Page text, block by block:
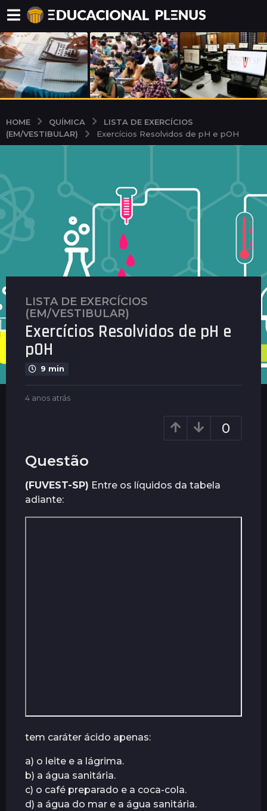
HOME QUÍMICA
LISTA DE EXERCÍCIOS
(EM/VESTIBULAR)
Exercícios Resolvidos de pH e pOH
4
a
n
o
s
a
r
a
o
s
a
LISTA DE EXERCÍCIOS
(EM/VESTIBULAR)
Exercícios Resolvidos de pH e
pOH
9 min
b
m
a
ã
e
4 anos atrás
a
t
á
0
Questão
(FUVEST-SP) Entre os líquidos da tabela
adiante:
tem caráter ácido apenas:
a) o leite e a lágrima.
b) a água sanitária.
c) o café preparado e a coca-cola.
d) a água do mar e a água sanitária.